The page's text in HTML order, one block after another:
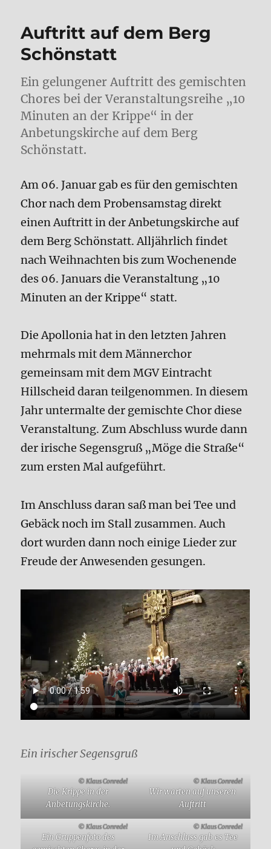
Auftritt auf dem Berg
Schönstatt
Ein gelungener Auftritt des gemischten
Chores bei der Veranstaltungsreihe „10
Minuten an der Krippe“ in der
Anbetungskirche auf dem Berg
Schönstatt.
Am 06. Januar gab es für den gemischten
Chor nach dem Probensamstag direkt
einen Auftritt in der Anbetungskirche auf
dem Berg Schönstatt. Alljährlich findet
nach Weihnachten bis zum Wochenende
des 06. Januars die Veranstaltung „10
Minuten an der Krippe“ statt.
Die Apollonia hat in den letzten Jahren
mehrmals mit dem Männerchor
gemeinsam mit dem MGV Eintracht
Hillscheid daran teilgenommen. In diesem
Jahr untermalte der gemischte Chor diese
Veranstaltung. Zum Abschluss wurde dann
der irische Segensgruß „Möge die Straße“
zum ersten Mal aufgeführt.
Im Anschluss daran saß man bei Tee und
Gebäck noch im Stall zusammen. Auch
dort wurden dann noch einige Lieder zur
Freude der Anwesenden gesungen.
Ein irischer Segensgruß
© Klaus Conredel
Die Krippe in der
Anbetungskirche.
© Klaus Conredel
Wir warten auf unseren
Auftritt
© Klaus Conredel
Ein Gruppenfoto des
© Klaus Conredel
Im Anschluss gab es Tee